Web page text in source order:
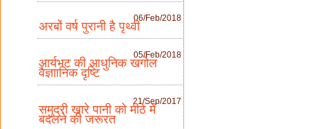
06/Feb/2018
अरबों वर्ष पुरानी है पृथ्वी
05/Feb/2018
आर्यभट की आधुनिक खगोल
वैज्ञाानिक दृष्टि
21/Sep/2017
समुद्री खारे पानी को मीठे में
बदलने की जरूरत